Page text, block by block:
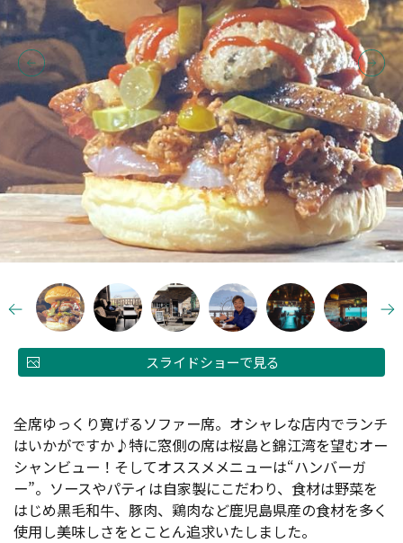
スライドショーで見る
全席ゆっくり寛げるソファー席。オシャレな店内でランチ
はいかがですか♪特に窓側の席は桜島と錦江湾を望むオー
シャンビュー！そしてオススメメニューは“ハンバーガ
ー”。ソースやパティは自家製にこだわり、食材は野菜を
はじめ黒毛和牛、豚肉、鶏肉など鹿児島県産の食材を多く
使用し美味しさをとことん追求いたしました。